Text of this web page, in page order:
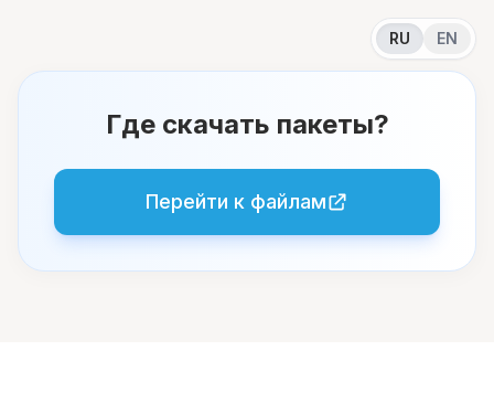
RU EN
Где скачать пакеты?
Перейти к файлам